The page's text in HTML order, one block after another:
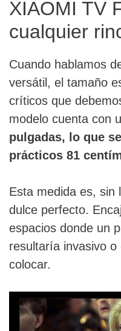
XIAOMI TV
cualquier
Cuando hablamos
versátil, el tamaño
críticos que
modelo cuenta con
pulgadas, lo que
prácticos 81
Esta medida es, sin
dulce perfecto.
espacios donde un
resultaría invasivo
colocar.